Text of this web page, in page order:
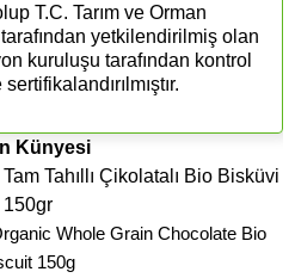
T.C. Tarım ve Orman
tarafından yetkilendirilmiş olan
kuruluşu tarafından kontrol
Künyesi
Tahıllı Çikolatalı Bio Bisküvi
150gr
Whole Grain Chocolate Bio
150g